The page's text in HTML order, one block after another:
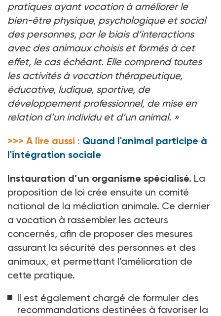
pratiques ayant vocation à améliorer le
bien-être physique, psychologique et social
des personnes, par le biais d’interactions
avec des animaux choisis et formés à cet
effet, le cas échéant. Elle comprend toutes
les activités à vocation thérapeutique,
éducative, ludique, sportive, de
développement professionnel, de mise en
relation d’un individu et d’un animal. »
>>> A lire aussi : Quand l'animal participe à
l'intégration sociale
Instauration d’un organisme spécialisé. La
proposition de loi crée ensuite un comité
national de la médiation animale. Ce dernier
a vocation à rassembler les acteurs
concernés, afin de proposer des mesures
assurant la sécurité des personnes et des
animaux, et permettant l’amélioration de
cette pratique.
Il est également chargé de formuler des
recommandations destinées à favoriser la